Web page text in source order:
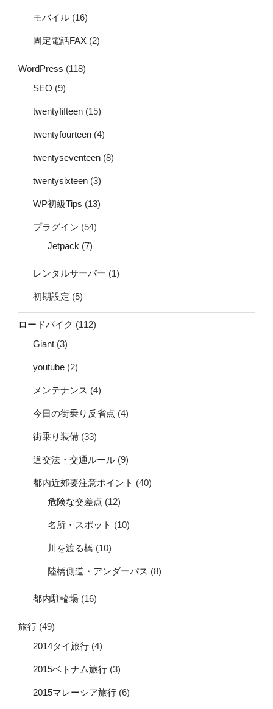
モバイル (16)
固定電話FAX (2)
WordPress (118)
SEO (9)
twentyfifteen (15)
twentyfourteen (4)
twentyseventeen (8)
twentysixteen (3)
WP初級Tips (13)
プラグイン (54)
Jetpack (7)
レンタルサーバー (1)
初期設定 (5)
ロードバイク (112)
Giant (3)
youtube (2)
メンテナンス (4)
今日の街乗り反省点 (4)
街乗り装備 (33)
道交法・交通ルール (9)
都内近郊要注意ポイント (40)
危険な交差点 (12)
名所・スポット (10)
川を渡る橋 (10)
陸橋側道・アンダーパス (8)
都内駐輪場 (16)
旅行 (49)
2014タイ旅行 (4)
2015ベトナム旅行 (3)
2015マレーシア旅行 (6)